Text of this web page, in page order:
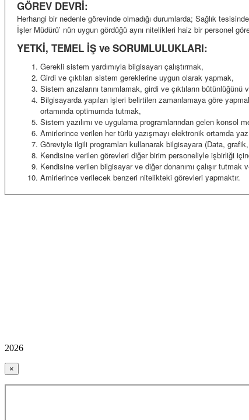
GÖREV DEVRİ:
Herhangi bir nedenle görevinde olmadığı durumlarda; Sağlık
İşler Müdürü’ nün uygun gördüğü aynı nitelikleri haiz bir personel
YETKİ, TEMEL İŞ ve SORUMLULUKLARI:
Gerekli sistem yardımıyla bilgisayarı çalıştırmak,
Girdi ve çıktıları sistem gereklerine uygun olarak yapmak,
Sistem arızalarını tanımlamak, girdi ve çıktıların
Bilgisayarda yapılan işleri belirtilen zamanlamaya göre
ortamında optimumda tutmak,
Sistem yazılımı ve uygulama programlarından gelen konsol
Amirlerince verilen her türlü yazışmayı elektronik ortamda
Göreviyle ilgili programları kullanarak bilgisayara (Data,
Kendisine verilen görevleri diğer birim personeliyle işbirliği
Kendisine verilen bilgisayar ve diğer donanımı çalışır
Amirlerince verilecek benzeri nitelikteki görevleri yapmaktır.
2026
×